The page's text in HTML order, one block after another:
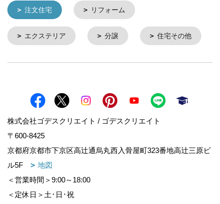
注文住宅 リフォーム
エクステリア 分譲 住宅その他
株式会社ゴデスクリエイト / ゴデスクリエイト
〒600-8425
京都府京都市下京区高辻通烏丸西入骨屋町323番地高辻三原ビ
ル5F
地図
＜営業時間＞9:00～18:00
＜定休日＞土･日･祝